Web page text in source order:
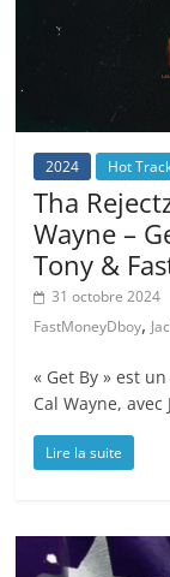
2024 Hot
Tha
Wayne –
Tony &
31 octobre 2024
FastMoneyDboy,
« Get By » est
Cal Wayne, avec
Lire la suite